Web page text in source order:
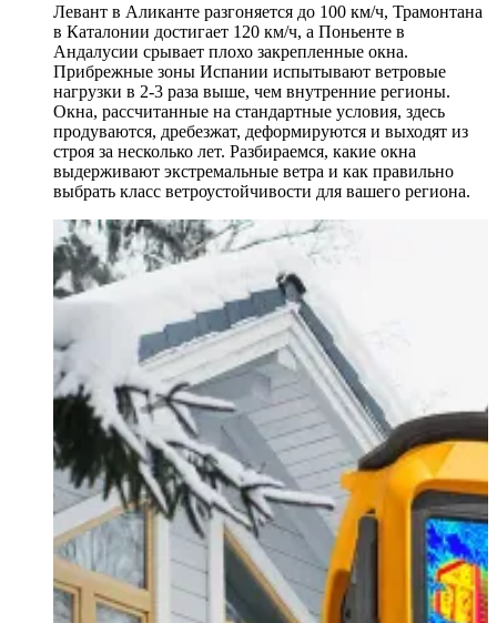
Левант в Аликанте разгоняется до 100 км/ч, Трамонтана
в Каталонии достигает 120 км/ч, а Поньенте в
Андалусии срывает плохо закрепленные окна.
Прибрежные зоны Испании испытывают ветровые
нагрузки в 2-3 раза выше, чем внутренние регионы.
Окна, рассчитанные на стандартные условия, здесь
продуваются, дребезжат, деформируются и выходят из
строя за несколько лет. Разбираемся, какие окна
выдерживают экстремальные ветра и как правильно
выбрать класс ветроустойчивости для вашего региона.